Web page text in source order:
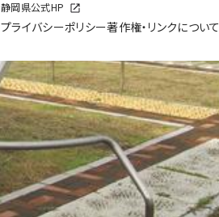
静岡県公式HP
プライバシーポリシー著作権・リンクについて